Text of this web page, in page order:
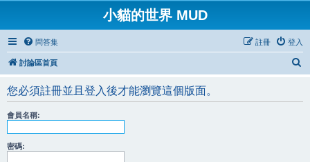
小貓的世界 MUD
問答集 登入
註冊
討論區首頁
您必須註冊並且登入後才能瀏覽這個版面。
會員名稱:
密碼: